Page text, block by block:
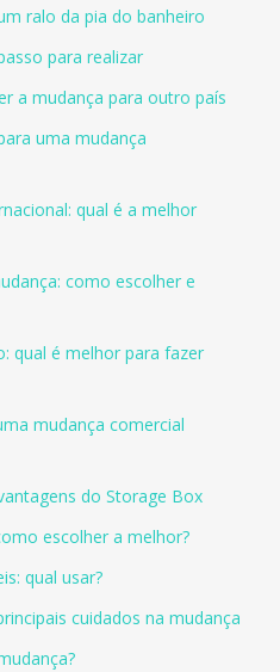
ralo da pia do banheiro
para realizar
a mudança para outro país
uma mudança
qual é a melhor
como escolher e
qual é melhor para fazer
mudança comercial
do Storage Box
escolher a melhor?
qual usar?
cuidados na mudança